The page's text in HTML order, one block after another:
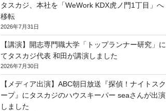
タスカジ、本社を「WeWork KDX虎ノ門1丁目」へ
移転
2026年7月31日
【講演】開志専門職大学「トップランナー研究」に
てタスカジ代表 和田が講演しました
2026年7月30日
【メディア出演】ABC朝日放送『探偵！ナイトスク
ープ』にタスカジのハウスキーパー seaさんが出演
しました